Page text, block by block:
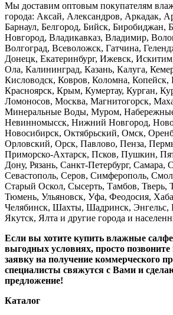
Мы доставим оптовым покупателям
города: Аксай, Александров, Аркадак,
Барнаул, Белгород, Бийск, Биробиджан,
Новгород, Владикавказ, Владимир,
Волгоград, Всеволожск, Гатчина,
Донецк, Екатеринбург, Ижевск,
Ола, Калининград, Казань, Калуга,
Кисловодск, Ковров, Коломна, Копейск,
Красноярск, Крым, Кумертау, Курган,
Ломоносов, Москва, Магнитогорск,
Минеральные Воды, Муром,
Невинномысск, Нижний Новгород,
Новосибирск, Октябрьский, Омск,
Орловский, Орск, Павлово, Пенза,
Приморско-Ахтарск, Псков, Пушкин,
Дону, Рязань, Санкт-Петербург, Самара,
Севастополь, Серов, Симферополь,
Старый Оскол, Сысерть, Тамбов, Тверь,
Тюмень, Ульяновск, Уфа, Феодосия,
Челябинск, Шахты, Шадринск,
Якутск, Ялта и другие города и
Если вы хотите купить влажные
выгодных условиях, просто
заявку на получение коммерческого
специалисты свяжутся с Вами и
предложение!
Каталог